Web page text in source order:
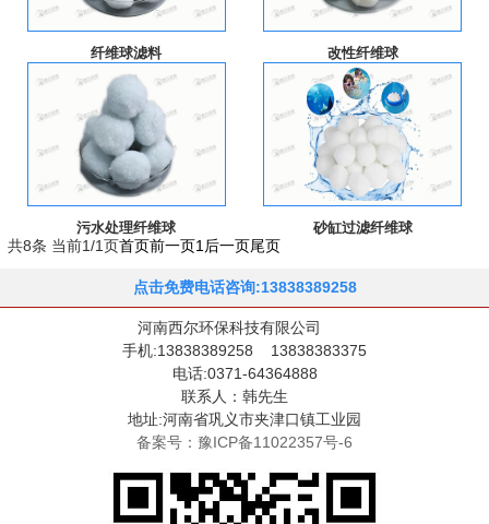
纤维球滤料 改性纤维球
污水处理纤维球 砂缸过滤纤维球
共8条 当前1/1页首页前一页1后一页尾页
点击免费电话咨询:13838389258
河南西尔环保科技有限公司
手机:13838389258 13838383375
电话:0371-64364888
联系人：韩先生
地址:河南省巩义市夹津口镇工业园
备案号：豫ICP备11022357号-6